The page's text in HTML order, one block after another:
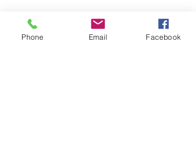
Phone Email Facebook